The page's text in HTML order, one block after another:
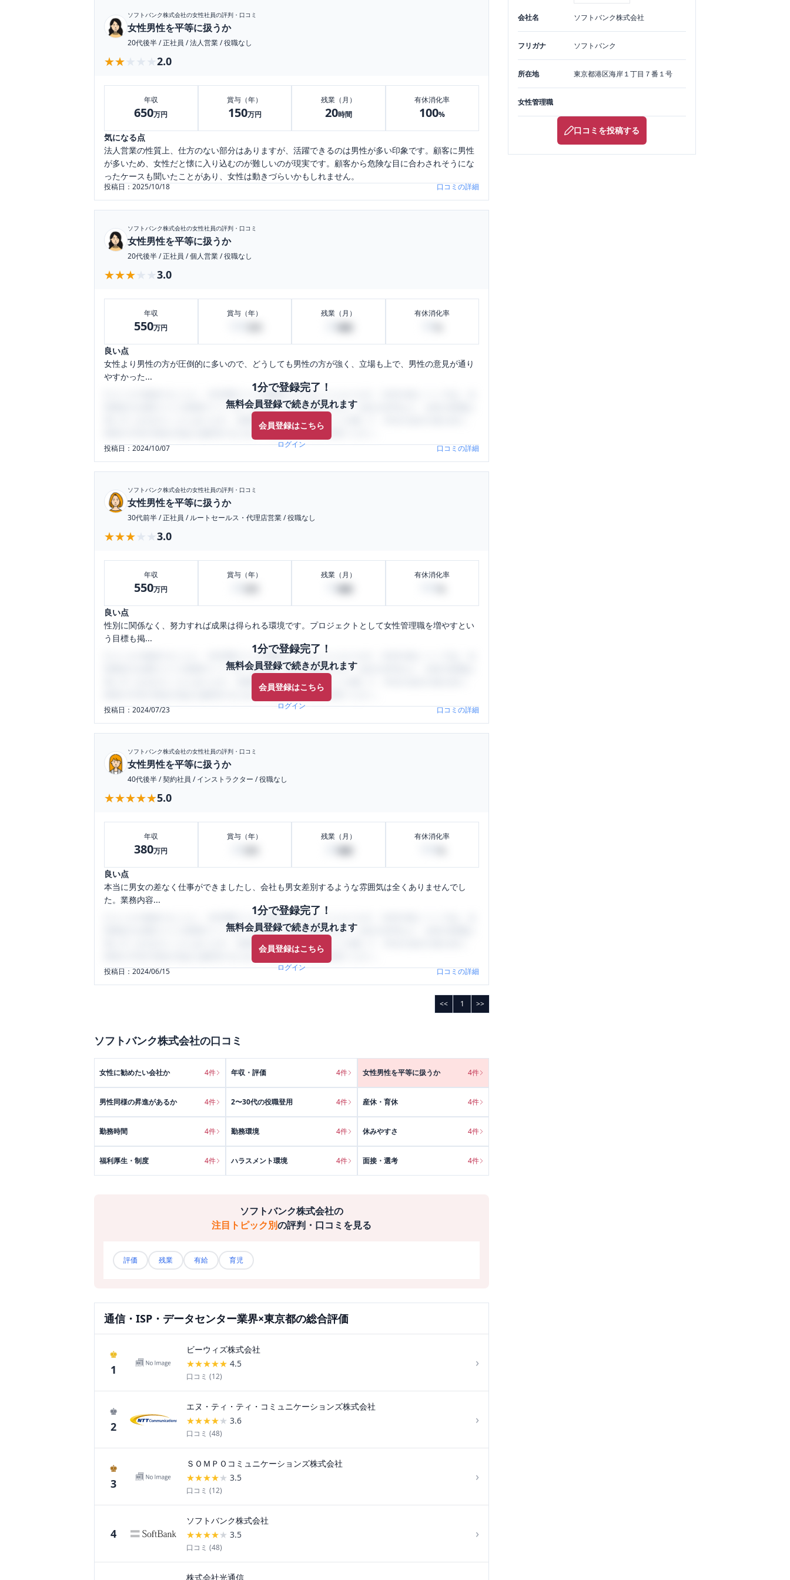
ソフトバンク株式会社の女性社員の評判・口コミ
女性男性を平等に扱うか
20代後半/正社員 /法人営業/役職なし
★★★★★
★★★★★ 2.0
年収
650万円
賞与（年）
150万円
残業（月）
20時間
有休消化率
100%
気になる点
法人営業の性質上、仕方のない部分はありますが、活躍できるのは男性が多い印象です。顧客に男性
が多いため、女性だと懐に入り込むのが難しいのが現実です。顧客から危険な目に合わされそうにな
ったケースも聞いたことがあり、女性は動きづらいかもしれません。
投稿日：2025/10/18 口コミの詳細
ソフトバンク株式会社の女性社員の評判・口コミ
女性男性を平等に扱うか
20代後半/正社員 /個人営業/役職なし
★★★★★
★★★★★ 3.0
年収
550万円
賞与（年） 残業（月） 有休消化率
良い点
女性より男性の方が圧倒的に多いので、どうしても男性の方が強く、立場も上で、男性の意見が通り
やすかった...
1分で登録完了！
無料会員登録で続きが見れます
会員登録はこちら
ログイン
口コミを1投稿するごとに、30日間口コミの閲覧ができるようになります。SHEHUB(シーハブ)は、女
性限定の企業口コミの投稿サイトです。給与面・女性の働きやすさ・会社の評判など、女性の転職は
気にすべき点がたくさんあります。先輩社員（元社員）の口コミを通して、本当の会社の姿を知り、
将来の不安や現在の悩みを解消するために、ぜひサイトをご活用ください。
投稿日：2024/10/07 口コミの詳細
ソフトバンク株式会社の女性社員の評判・口コミ
女性男性を平等に扱うか
30代前半/正社員 /ルートセールス・代理店営業/役職なし
★★★★★
★★★★★ 3.0
年収
550万円
賞与（年） 残業（月） 有休消化率
良い点
性別に関係なく、努力すれば成果は得られる環境です。プロジェクトとして女性管理職を増やすとい
う目標も掲...
1分で登録完了！
無料会員登録で続きが見れます
会員登録はこちら
ログイン
口コミを1投稿するごとに、30日間口コミの閲覧ができるようになります。SHEHUB(シーハブ)は、女
性限定の企業口コミの投稿サイトです。給与面・女性の働きやすさ・会社の評判など、女性の転職は
気にすべき点がたくさんあります。先輩社員（元社員）の口コミを通して、本当の会社の姿を知り、
将来の不安や現在の悩みを解消するために、ぜひサイトをご活用ください。
投稿日：2024/07/23 口コミの詳細
ソフトバンク株式会社の女性社員の評判・口コミ
女性男性を平等に扱うか
40代後半/契約社員 /インストラクター /役職なし
★★★★★
★★★★★5.0
年収
380万円
賞与（年） 残業（月） 有休消化率
良い点
本当に男女の差なく仕事ができましたし、会社も男女差別するような雰囲気は全くありませんでし
た。業務内容...
1分で登録完了！
無料会員登録で続きが見れます
会員登録はこちら
ログイン
口コミを1投稿するごとに、30日間口コミの閲覧ができるようになります。SHEHUB(シーハブ)は、女
性限定の企業口コミの投稿サイトです。給与面・女性の働きやすさ・会社の評判など、女性の転職は
気にすべき点がたくさんあります。先輩社員（元社員）の口コミを通して、本当の会社の姿を知り、
将来の不安や現在の悩みを解消するために、ぜひサイトをご活用ください。
投稿日：2024/06/15 口コミの詳細
<< 1 >>
ソフトバンク株式会社の口コミ
女性に勧めたい会社か 4件 年収・評価 4件 女性男性を平等に扱うか 4件
男性同様の昇進があるか 4件 2〜30代の役職登用 4件 産休・育休 4件
勤務時間 4件 勤務環境 4件 休みやすさ 4件
福利厚生・制度 4件 ハラスメント環境 4件 面接・選考 4件
ソフトバンク株式会社の
注目トピック別の評判・口コミを見る
評価 残業 有給 育児
通信・ISP・データセンター業界×東京都の総合評価
♚
1
ビーウィズ株式会社
★★★★★ 4.5
口コミ (12)
›
♚
2
エヌ・ティ・ティ・コミュニケーションズ株式会社
★★★★★ 3.6
口コミ (48)
›
♚
3
ＳＯＭＰＯコミュニケーションズ株式会社
★★★★★ 3.5
口コミ (12)
›
4
ソフトバンク株式会社
★★★★★ 3.5
口コミ (48)
›
株式会社光通信
会社名 ソフトバンク株式会社
フリガナ ソフトバンク
所在地 東京都港区海岸１丁目７番１号
女性管理職
口コミを投稿する